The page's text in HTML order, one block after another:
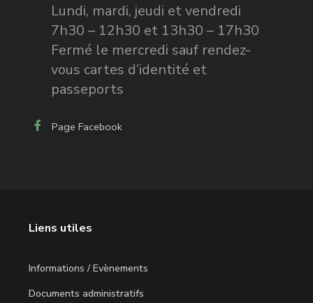
Lundi, mardi, jeudi et vendredi
7h30 – 12h30 et 13h30 – 17h30
Fermé le mercredi sauf rendez-
vous cartes d’identité et
passeports
Page Facebook
Liens utiles
Informations / Evènements
Documents administratifs